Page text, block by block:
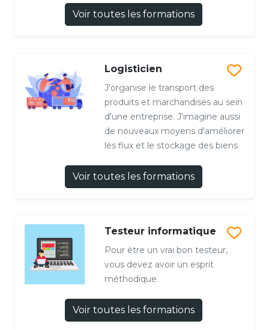
Voir toutes les formations
Logisticien
J'organise le transport des
produits et marchandises au sein
d'une entreprise. J'imagine aussi
de nouveaux moyens d'améliorer
les flux et le stockage des biens
Voir toutes les formations
Testeur informatique
Pour être un vrai bon testeur,
vous devez avoir un esprit
méthodique.
Voir toutes les formations